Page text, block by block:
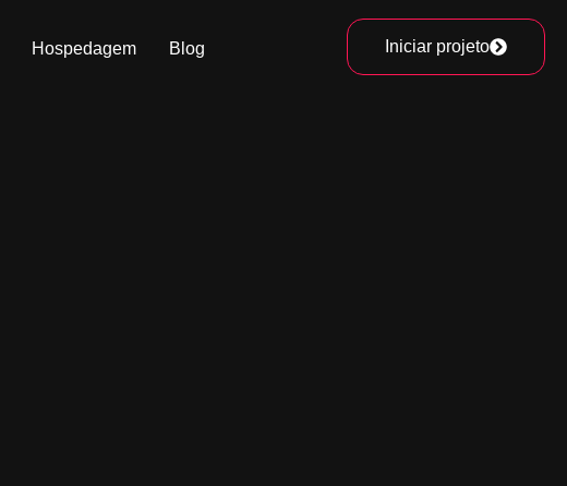
Hospedagem Blog Iniciar projeto